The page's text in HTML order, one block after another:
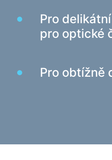
Herní nábytek a doplňky
Příslušenství a náhradní
Herní stoly
Počítačové skříně
Pro
pro optické
Pro obtížně